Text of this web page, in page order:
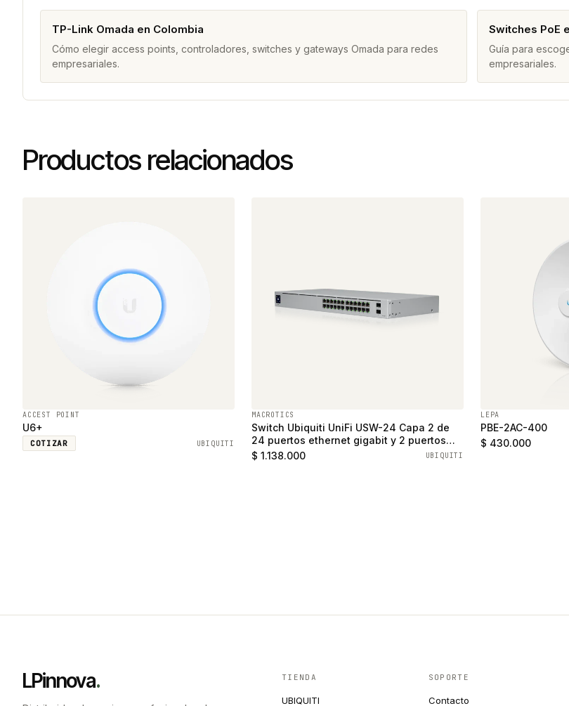
TP-Link Omada en Colombia
Cómo elegir access points, controladores, switches y gateways Omada para redes
empresariales.
Switches PoE
Guía para
empresariales.
Productos relacionados
ACCEST POINT
U6+
COTIZAR UBIQUITI
MACROTICS
Switch Ubiquiti UniFi USW-24 Capa 2 de
24 puertos ethernet gigabit y 2 puertos
SFP
$ 1.138.000 UBIQUITI
LEPA
PBE-2AC-400
$ 430.000
LPinnova. TIENDA
UBIQUITI
SOPORTE
Contacto